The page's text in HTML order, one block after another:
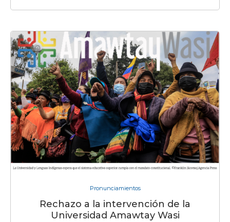
Pronunciamientos
Rechazo a la intervención de la
Universidad Amawtay Wasi